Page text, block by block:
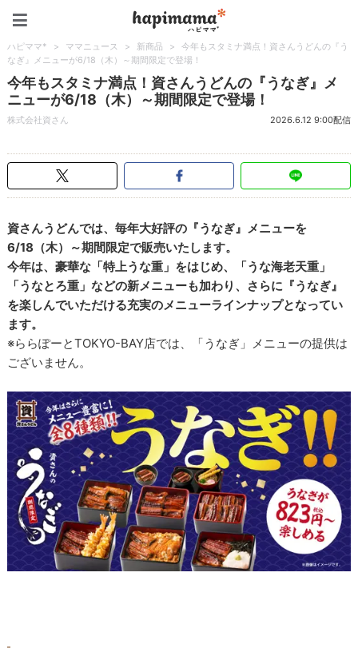
ハピママ* > ママニュース > 新商品 >
今年もスタミナ満点！資さんうどんの『う
なぎ』メニューが6/18（木）～期間限定で登場！
今年もスタミナ満点！資さんうどんの『うなぎ』メ
ニューが6/18（木）～期間限定で登場！
株式会社資さん 2026.6.12 9:00配信
資さんうどんでは、毎年大好評の『うなぎ』メニューを
6/18（木）～期間限定で販売いたします。
今年は、豪華な「特上うな重」をはじめ、「うな海老天重」
「うなとろ重」などの新メニューも加わり、さらに『うなぎ』
を楽しんでいただける充実のメニューラインナップとなってい
ます。
※ららぽーとTOKYO-BAY店では、「うなぎ」メニューの提供は
ございません。